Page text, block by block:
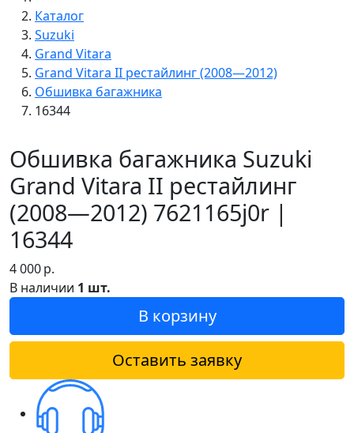
Каталог
Suzuki
Grand Vitara
Grand Vitara II рестайлинг (2008—2012)
Обшивка багажника
16344
Обшивка багажника Suzuki
Grand Vitara II рестайлинг
(2008—2012) 7621165j0r |
16344
4 000р.
В наличии 1 шт.
В корзину
Оставить заявку